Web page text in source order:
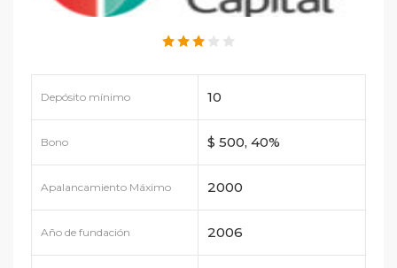
Depósito mínimo 10
Bono $ 500, 40%
Apalancamiento Máximo 2000
Año de fundación 2006